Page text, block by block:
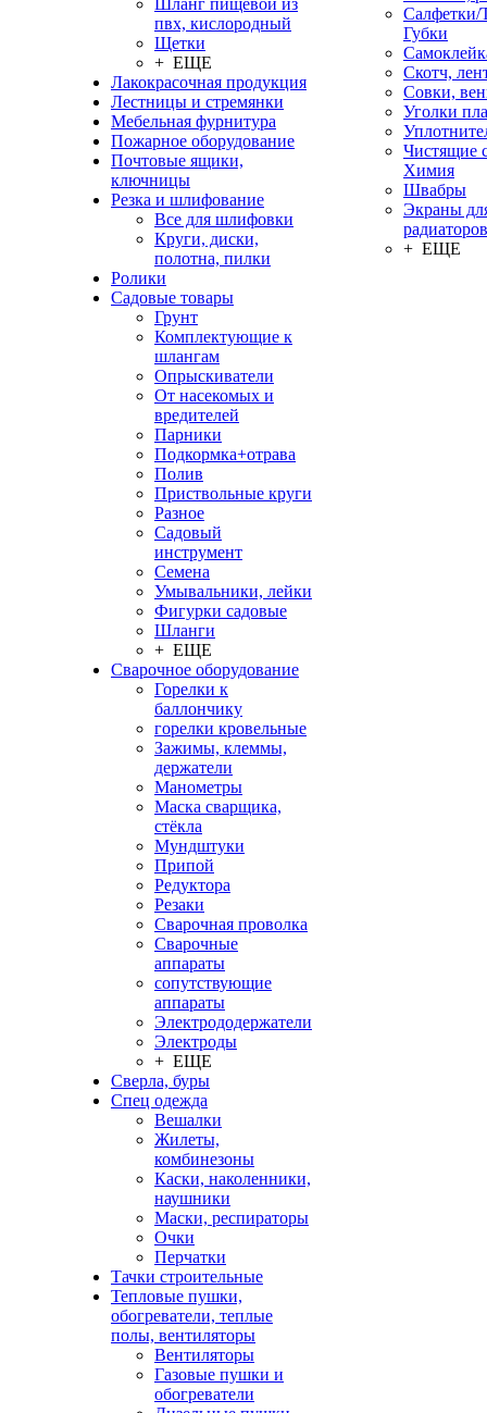
Шланг пищевой из
пвх, кислородный
Щетки
+ ЕЩЕ
Лакокрасочная продукция
Лестницы и стремянки
Мебельная фурнитура
Пожарное оборудование
Почтовые ящики,
ключницы
Резка и шлифование
Все для шлифовки
Круги, диски,
полотна, пилки
Ролики
Садовые товары
Грунт
Комплектующие к
шлангам
Опрыскиватели
От насекомых и
вредителей
Парники
Подкормка+отрава
Полив
Приствольные круги
Разное
Садовый
инструмент
Семена
Умывальники, лейки
Фигурки садовые
Шланги
+ ЕЩЕ
Сварочное оборудование
Горелки к
баллончику
горелки кровельные
Зажимы, клеммы,
держатели
Манометры
Маска сварщика,
стёкла
Мундштуки
Припой
Редуктора
Резаки
Сварочная проволка
Сварочные
аппараты
сопутствующие
аппараты
Электрододержатели
Электроды
+ ЕЩЕ
Сверла, буры
Спец одежда
Вешалки
Жилеты,
комбинезоны
Каски, наколенники,
наушники
Маски, респираторы
Очки
Перчатки
Тачки строительные
Тепловые пушки,
обогреватели, теплые
полы, вентиляторы
Вентиляторы
Газовые пушки и
обогреватели
Салфетки/
Губки
Скотч,
Совки,
Уголки
Чистящие
Химия
Швабры
Экраны
радиаторов
+ ЕЩЕ